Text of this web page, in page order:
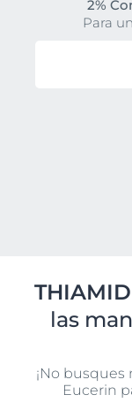
2%
Para
las
¡No
Eucerin